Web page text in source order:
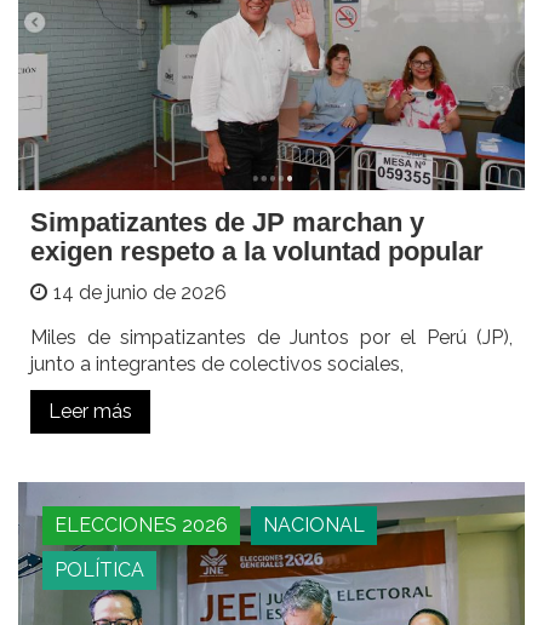
Simpatizantes de JP marchan y
exigen respeto a la voluntad popular
14 de junio de 2026
Miles de simpatizantes de Juntos por el Perú (JP),
junto a integrantes de colectivos sociales,
Leer más
ELECCIONES 2026
NACIONAL
POLÍTICA